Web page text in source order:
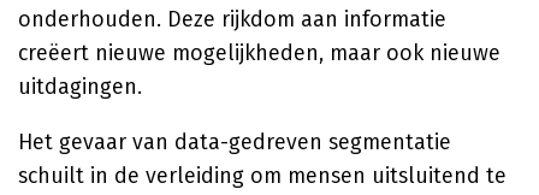
onderhouden. Deze rijkdom aan informatie
creëert nieuwe mogelijkheden, maar ook nieuwe
uitdagingen.
Het gevaar van data-gedreven segmentatie
schuilt in de verleiding om mensen uitsluitend te